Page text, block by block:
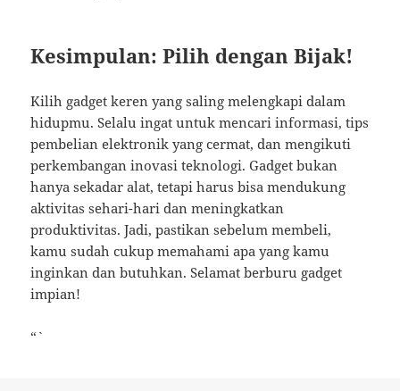
Kesimpulan: Pilih dengan Bijak!
Kilih gadget keren yang saling melengkapi dalam
hidupmu. Selalu ingat untuk mencari informasi, tips
pembelian elektronik yang cermat, dan mengikuti
perkembangan inovasi teknologi. Gadget bukan
hanya sekadar alat, tetapi harus bisa mendukung
aktivitas sehari-hari dan meningkatkan
produktivitas. Jadi, pastikan sebelum membeli,
kamu sudah cukup memahami apa yang kamu
inginkan dan butuhkan. Selamat berburu gadget
impian!
“`